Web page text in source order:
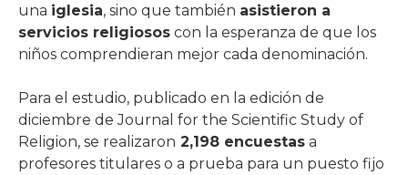
una iglesia, sino que también asistieron a
servicios religiosos con la esperanza de que los
niños comprendieran mejor cada denominación.
Para el estudio, publicado en la edición de
diciembre de Journal for the Scientific Study of
Religion, se realizaron 2,198 encuestas a
profesores titulares o a prueba para un puesto fijo